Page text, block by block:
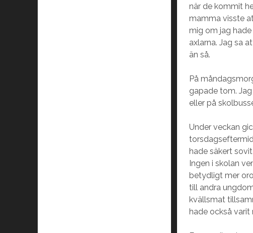
när de kommit
mamma visste
mig om jag
axlarna. Jag sa
än så.
På
gapade tom.
eller på
Under veckan
hade säkert
Ingen i skolan
betydligt mer
till andra
kvällsmat
hade också varit